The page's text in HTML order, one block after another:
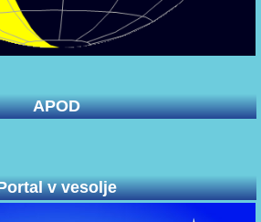
APOD
v vesolje